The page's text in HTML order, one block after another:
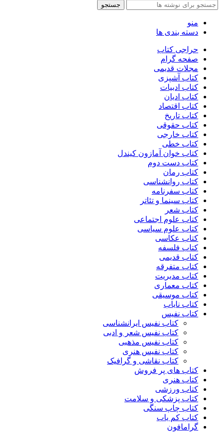
جستجو
منو
دسته بندی ها
حراجی کتاب
صفحه گرام
مجلات قدیمی
کتاب آشپزی
کتاب ادبیات
کتاب ادیان
کتاب اقتصاد
کتاب تاریخ
کتاب حقوقی
کتاب خارجی
کتاب خطی
کتاب خوان آمازون کیندل
کتاب دست دوم
کتاب رمان
کتاب روانشناسی
کتاب سفرنامه
کتاب سینما و تئاتر
کتاب شعر
کتاب علوم اجتماعی
کتاب علوم سیاسی
کتاب عکاسی
کتاب فلسفه
کتاب قدیمی
کتاب متفرقه
کتاب مدیریت
کتاب معماری
کتاب موسیقی
کتاب نایاب
کتاب نفیس
کتاب نفیس ایرانشناسی
کتاب نفیس شعر و ادبی
کتاب نفیس مذهبی
کتاب نفیس هنری
کتاب نقاشی و گرافیک
کتاب های پر فروش
کتاب هنری
کتاب ورزشی
کتاب پزشکی و سلامت
کتاب چاپ سنگی
کتاب کم یاب
گرامافون